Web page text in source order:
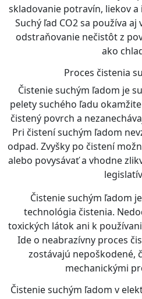
skladovanie potravín, liekov
Suchý ľad CO2 sa používa
odstraňovanie nečistôt z
ako
Proces čistenia
Čistenie suchým ľadom je
pelety suchého ľadu
čistený povrch a
Pri čistení suchým ľadom
odpad. Zvyšky po čistení
alebo povysávať a vhodne
Čistenie suchým ľadom
technológia čistenia.
toxických látok ani k
Ide o neabrazívny proces
zostávajú nepoškodené,
mechanickými
Čistenie suchým ľadom v